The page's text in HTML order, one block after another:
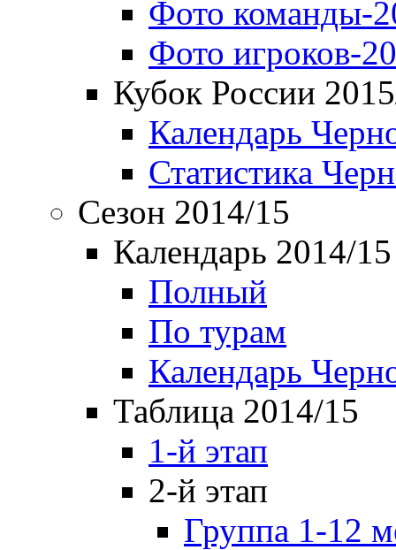
Фото команды-
Фото игроков-
Кубок России
Календарь
Статистика
Сезон 2014/15
Календарь 2014/15
Полный
По турам
Календарь
Таблица 2014/15
1-й этап
2-й этап
Группа 1-12